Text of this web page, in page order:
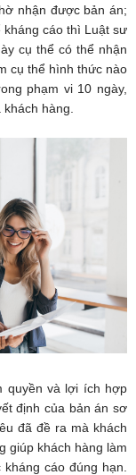
nhận được bản án;
cáo thì Luật sư
cụ thể có thể nhận
cụ thể hình thức nào
phạm vi 10 ngày,
hàng.
quyền và lợi ích hợp
định của bản án sơ
đã đề ra mà khách
giúp khách hàng làm
cáo đúng hạn.